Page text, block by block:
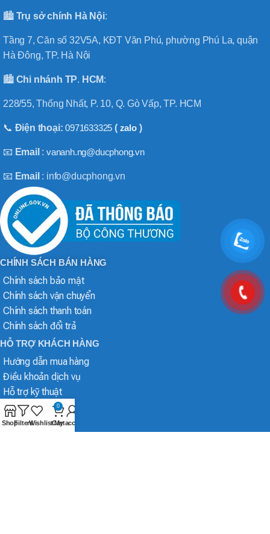
🏙️ Trụ sở chính Hà Nội:
Tầng 7, Căn số 32V5A, KĐT Văn Phú, phường Phú La, quận
Hà Đông, TP. Hà Nội
🏙️ Chi nhánh TP. HCM:
228/55, Thống Nhất, P. 10, Q. Gò Vấp, TP. HCM
📞 Điện thoại:0971633325 ( zalo)
📧 Email :vananh.ng@ducphong.vn
📧 Email : info@ducphong.vn
CHÍNH SÁCH BÁN HÀNG
Chính sách bảo mật
Chính sách vận chuyển
Chính sách thanh toán
Chính sách đổi trả
HỖ TRỢ KHÁCH HÀNG
Hướng dẫn mua hàng
Điều khoản dịch vụ
Hỗ trợ kỹ thuật
ShopFiltersWishlist
0
Cart
My account